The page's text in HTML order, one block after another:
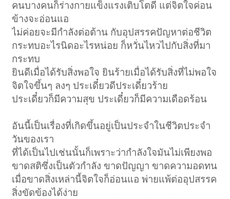
คนบางคนก็ร่างกายแข็งแรงเติบโตดี แต่จิตใจค่อน
ข้างจะอ่อนแอ
ไม่ค่อยจะมีกำลังต่อต้าน กับอุปสรรคปัญหาต่อชีวิต
กระทบอะไรนิดอะไรหน่อย ก็หวั่นไหวไปกับสิ่งที่มา
กระทบ
ยินดีเมื่อได้รับสิ่งพอใจ ยินร้ายเมื่อได้รับสิ่งที่ไม่พอใจ
จิตใจขึ้นๆ ลงๆ ประเดี๋ยวดีประเดี๋ยวร้าย
ประเดี๋ยวก็มีความสุข ประเดี๋ยวก็มีความเดือดร้อน
อันนี้เป็นเรื่องที่เกิดขึ้นอยู่เป็นประจำในชีวิตประจำ
วันของเรา
ที่ได้เป็นไปเช่นนั้นก็เพราะว่ากำลังใจมันไม่เพียงพอ
ขาดสติซึ่งเป็นตัวกำลัง ขาดปัญญา ขาดความอดทน
เมื่อขาดสิ่งเหล่านี้จิตใจก็อ่อนแอ พ่ายแพ้ต่ออุปสรรค
สิ่งขัดข้องได้ง่าย